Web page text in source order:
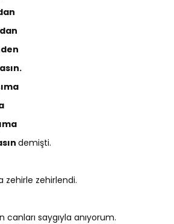
demişti.
zehirle zehirlendi.
canları saygıyla anıyorum.